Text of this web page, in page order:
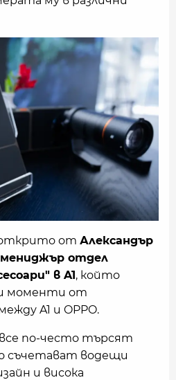
от Александър
отдел
в A1, който
моменти от
A1 и OPPO.
по-често търсят
съчетават водещи
и висока